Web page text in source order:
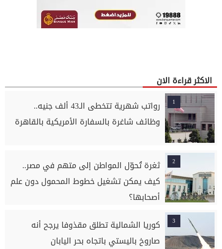
الاكثر قراءة الان
1
رواتب شهرية تتخطى الـ43 ألف جنيه..
وظائف شاغرة بالسفارة الأمريكية بالقاهرة
2
ثغرة تُحوّل المواطن إلى متهم في مصر..
كيف يمكن تشغيل خطوط المحمول دون علم
أصحابها؟
3
كوريا الشمالية تطلق مقذوفا يرجح أنه
صاروخ باليستي باتجاه بحر اليابان